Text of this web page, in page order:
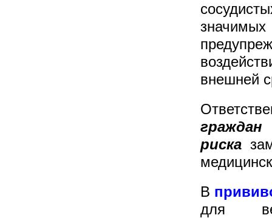
значимых
внешней
риска
В
для